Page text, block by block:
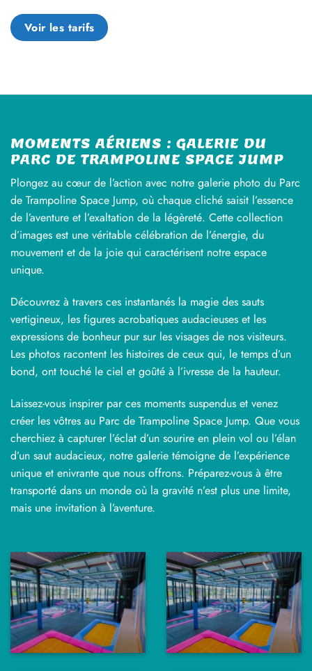
Voir les tarifs
MOMENTS AÉRIENS : GALERIE DU
PARC DE TRAMPOLINE SPACE JUMP
Plongez au cœur de l’action avec notre galerie photo du Parc
de Trampoline Space Jump, où chaque cliché saisit l’essence
de l’aventure et l’exaltation de la légèreté. Cette collection
d’images est une véritable célébration de l’énergie, du
mouvement et de la joie qui caractérisent notre espace
unique.
Découvrez à travers ces instantanés la magie des sauts
vertigineux, les figures acrobatiques audacieuses et les
expressions de bonheur pur sur les visages de nos visiteurs.
Les photos racontent les histoires de ceux qui, le temps d’un
bond, ont touché le ciel et goûté à l’ivresse de la hauteur.
Laissez-vous inspirer par ces moments suspendus et venez
créer les vôtres au Parc de Trampoline Space Jump. Que vous
cherchiez à capturer l’éclat d’un sourire en plein vol ou l’élan
d’un saut audacieux, notre galerie témoigne de l’expérience
unique et enivrante que nous offrons. Préparez-vous à être
transporté dans un monde où la gravité n’est plus une limite,
mais une invitation à l’aventure.